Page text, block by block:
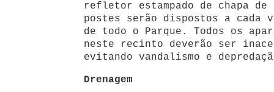
refletor estampado de chapa
postes serão dispostos a cada
de todo o Parque. Todos os
neste recinto deverão ser
evitando vandalismo e
Drenagem